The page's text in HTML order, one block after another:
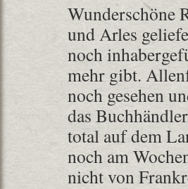
Wunderschöne
und Arles
noch
mehr gibt.
noch gesehen
das
total auf dem
noch am
nicht von